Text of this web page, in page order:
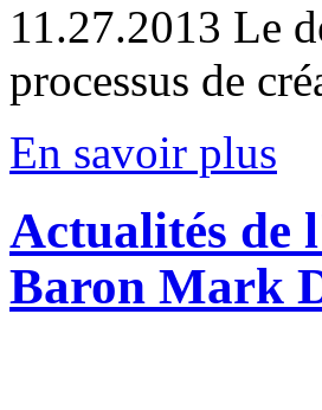
11.27.2013 Le
processus de
En savoir plus
Actualités de
Baron Mark